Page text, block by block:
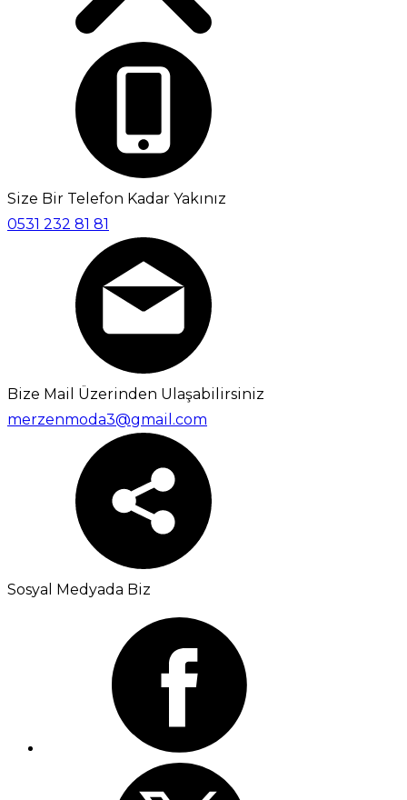
Size Bir Telefon Kadar Yakınız
0531 232 81 81
Bize Mail Üzerinden Ulaşabilirsiniz
merzenmoda3@gmail.com
Sosyal Medyada Biz